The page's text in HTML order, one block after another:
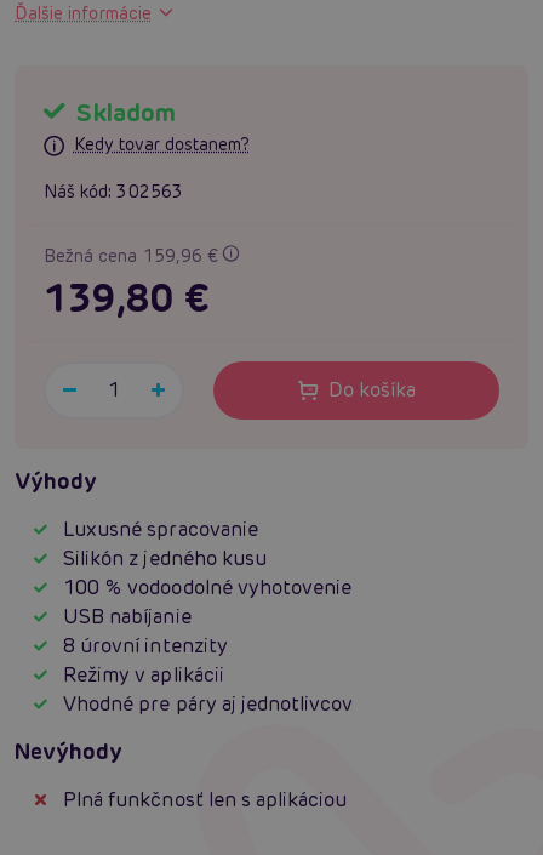
Ďalšie informácie
Skladom
Kedy tovar dostanem?
Náš kód: 302563
Bežná cena 159,96 €
139,80 €
Do košíka
Výhody
Luxusné spracovanie
Silikón z jedného kusu
100 % vodoodolné vyhotovenie
USB nabíjanie
8 úrovní intenzity
Režimy v aplikácii
Vhodné pre páry aj jednotlivcov
Nevýhody
Plná funkčnosť len s aplikáciou